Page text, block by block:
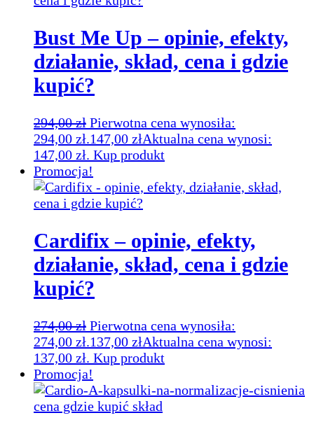
Bust Me Up – opinie, efekty,
działanie, skład, cena i gdzie
kupić?
294,00zł Pierwotna cena wynosiła:
294,00 zł.147,00 złAktualna cena wynosi:
147,00 zł. Kup produkt
Promocja!
Cardifix – opinie, efekty,
działanie, skład, cena i gdzie
kupić?
274,00zł Pierwotna cena wynosiła:
274,00 zł.137,00 złAktualna cena wynosi:
137,00 zł. Kup produkt
Promocja!